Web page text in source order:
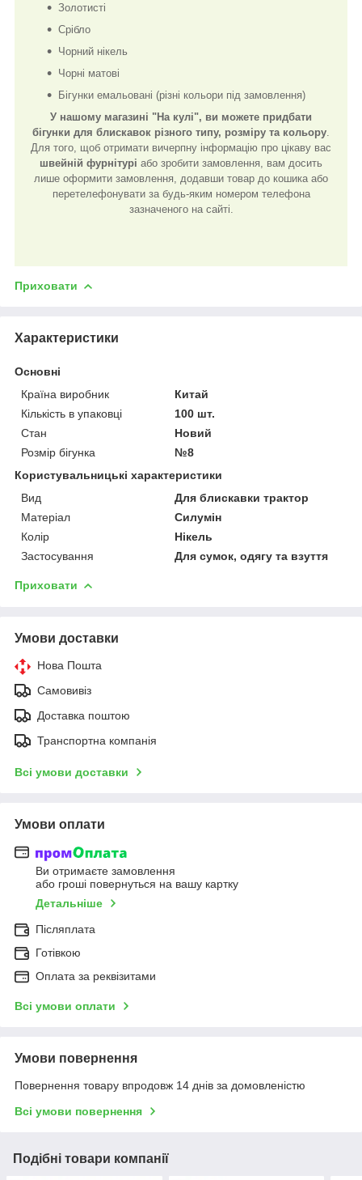
Золотисті
Срібло
Чорний нікель
Чорні матові
Бігунки емальовані (різні кольори під замовлення)
У нашому магазині "На кулі", ви можете придбати
бігунки для блискавок різного типу, розміру та кольору
Для того, щоб отримати вичерпну інформацію про цікаву вас
швейній фурнітурі або зробити замовлення, вам досить
лише оформити замовлення, додавши товар до кошика або
перетелефонувати за будь-яким номером телефона
зазначеного на сайті.
Приховати
Характеристики
Основні
Країна виробник
Китай
Кількість в упаковці
100 шт.
Стан
Новий
Розмір бігунка
№8
Користувальницькі характеристики
Вид
Для блискавки трактор
Матеріал
Силумін
Колір
Нікель
Застосування
Для сумок, одягу та взуття
Приховати
Умови доставки
Нова Пошта
Самовивіз
Доставка поштою
Транспортна компанія
Всі умови доставки
Умови оплати
Ви отримаєте замовлення
або гроші повернуться на вашу картку
Детальніше
Післяплата
Готівкою
Оплата за реквізитами
Всі умови оплати
Умови повернення
Повернення товару впродовж 14 днів за домовленістю
Всі умови повернення
Подібні товари компанії